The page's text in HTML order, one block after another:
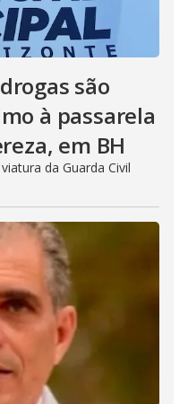
são
à passarela
em BH
da Guarda Civil